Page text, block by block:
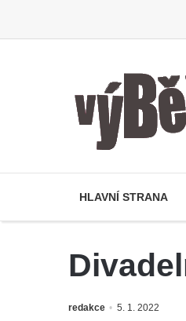
HLAVNÍ STRANA
redakce 5. 1. 2022